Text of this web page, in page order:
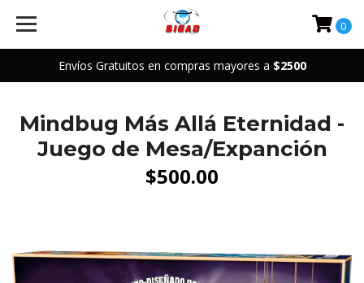
Envíos Gratuitos en compras mayores a $2500
0
Mindbug Más Allá Eternidad -
Juego de Mesa/Expanción
$500.00